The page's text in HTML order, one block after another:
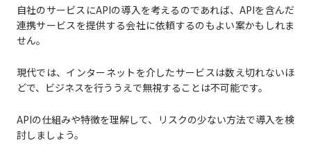
自社のサービスにAPIの導入を考えるのであれば、APIを含んだ
連携サービスを提供する会社に依頼するのもよい案かもしれま
せん。
現代では、インターネットを介したサービスは数え切れないほ
どで、ビジネスを行ううえで無視することは不可能です。
APIの仕組みや特徴を理解して、リスクの少ない方法で導入を検
討しましょう。